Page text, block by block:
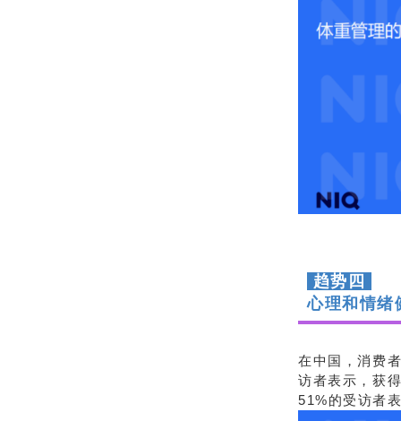
趋势四
心理和情绪
在中国，消费
访者表示，获
51%的受访者